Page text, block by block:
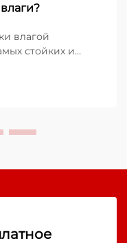
влагой
стойких и
по